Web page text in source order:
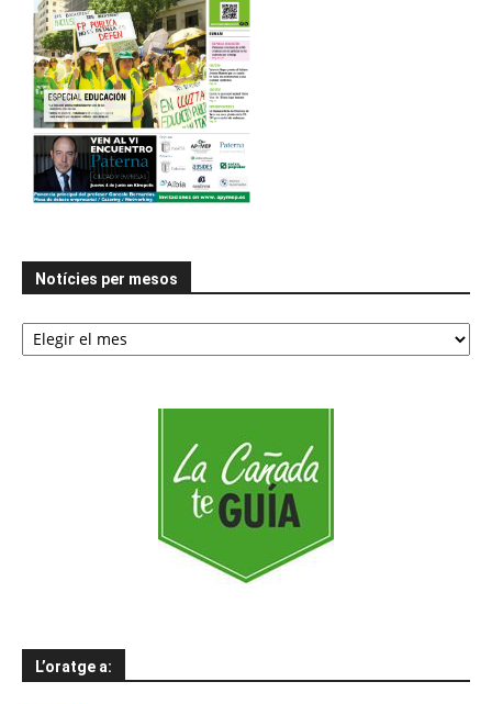
Notícies per mesos
Notícies
per
L’oratge a: